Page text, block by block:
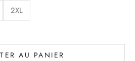
2XL
AU PANIER